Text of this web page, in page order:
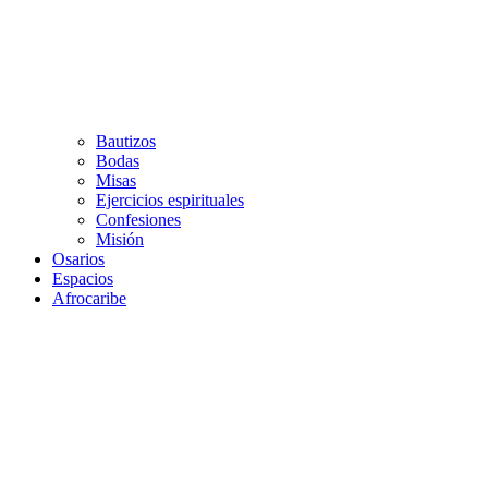
Bautizos
Bodas
Misas
Ejercicios espirituales
Confesiones
Misión
Osarios
Espacios
Afrocaribe